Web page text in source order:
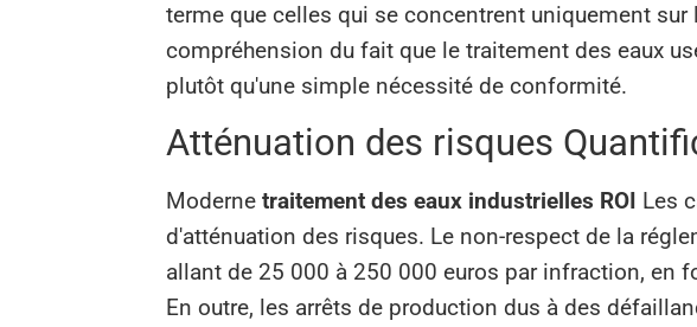
terme que celles qui se concentrent uniquement
compréhension du fait que le traitement des eaux
plutôt qu'une simple nécessité de conformité.
Atténuation des risques
Modernetraitement des eaux industrielles ROI Les
d'atténuation des risques. Le non-respect de la
allant de 25 000 à 250 000 euros par infraction, en
En outre, les arrêts de production dus à des